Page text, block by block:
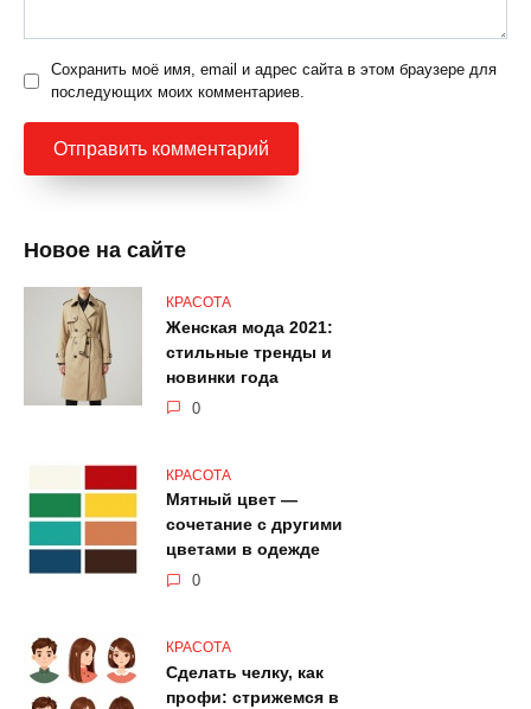
Сохранить моё имя, email и адрес сайта в этом браузере для
последующих моих комментариев.
Новое на сайте
КРАСОТА
Женская мода 2021:
стильные тренды и
новинки года
0
КРАСОТА
Мятный цвет —
сочетание с другими
цветами в одежде
0
КРАСОТА
Сделать челку, как
профи: стрижемся в